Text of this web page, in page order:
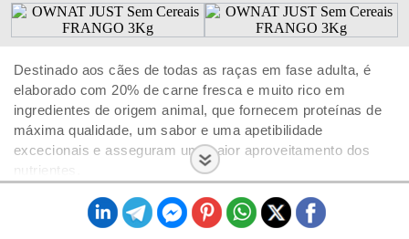
Destinado aos cães de todas as raças em fase adulta, é
elaborado com 20% de carne fresca e muito rico em
ingredientes de origem animal, que fornecem proteínas de
máxima qualidade, um sabor e uma apetibilidade
excecionais e asseguram um maior aproveitamento dos
nutrientes.